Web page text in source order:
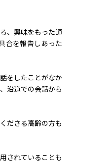
、興味をもった通
合を報告しあった
をしたことがなか
沿道での会話から
ださる高齢の方も
されていることも